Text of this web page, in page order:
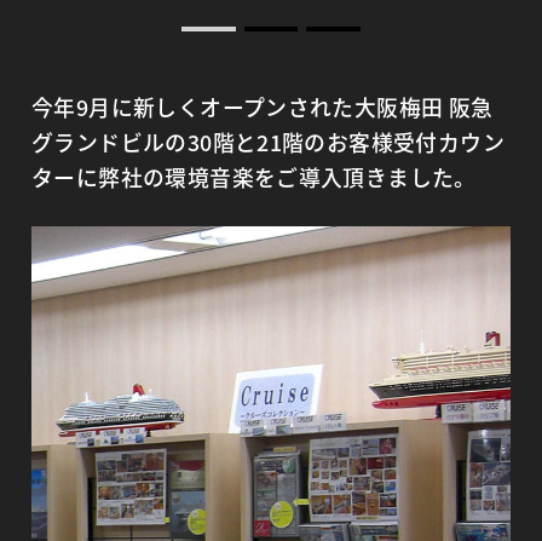
今年9月に新しくオープンされた大阪梅田 阪急
グランドビルの30階と21階のお客様受付カウン
ターに弊社の環境音楽をご導入頂きました。